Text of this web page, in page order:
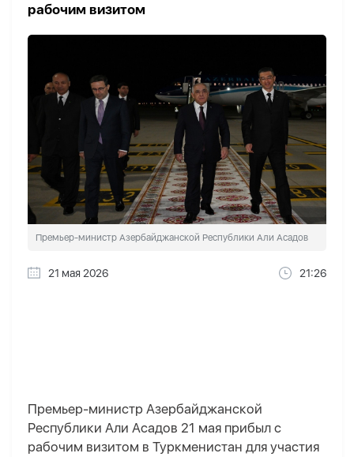
рабочим визитом
Премьер-министр Азербайджанской Республики Али Асадов
21 мая 2026 21:26
Премьер-министр Азербайджанской
Республики Али Асадов 21 мая прибыл с
рабочим визитом в Туркменистан для участия